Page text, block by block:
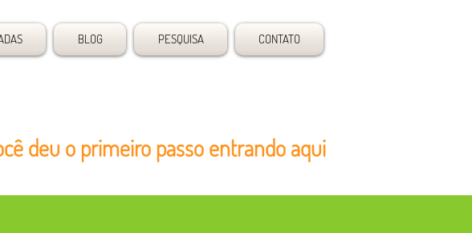
BLOG PESQUISA CONTATO
deu o primeiro passo entrando aqui